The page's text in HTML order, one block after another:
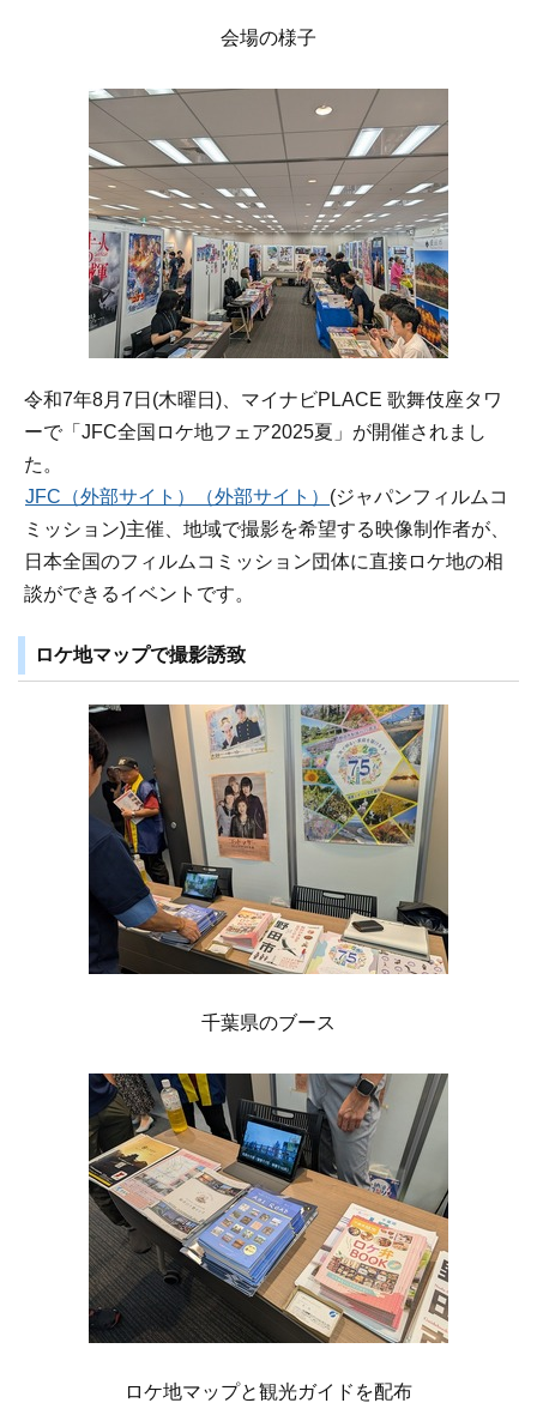
会場の様子
令和7年8月7日(木曜日)、マイナビPLACE 歌舞伎座タワ
ーで「JFC全国ロケ地フェア2025夏」が開催されまし
た。
JFC（外部サイト）（外部サイト） (ジャパンフィルムコ
ミッション)主催、地域で撮影を希望する映像制作者が、
日本全国のフィルムコミッション団体に直接ロケ地の相
談ができるイベントです。
ロケ地マップで撮影誘致
千葉県のブース
ロケ地マップと観光ガイドを配布